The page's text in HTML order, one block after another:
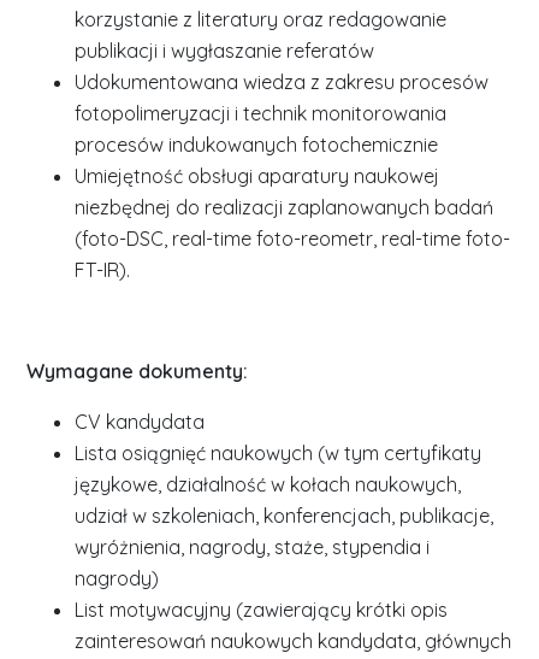
korzystanie z literatury oraz redagowanie
publikacji i wygłaszanie referatów
Udokumentowana wiedza z zakresu procesów
fotopolimeryzacji i technik monitorowania
procesów indukowanych fotochemicznie
Umiejętność obsługi aparatury naukowej
niezbędnej do realizacji zaplanowanych badań
(foto-DSC, real-time foto-reometr, real-time foto-
FT-IR).
Wymagane dokumenty:
CV kandydata
Lista osiągnięć naukowych (w tym certyfikaty
językowe, działalność w kołach naukowych,
udział w szkoleniach, konferencjach, publikacje,
wyróżnienia, nagrody, staże, stypendia i
nagrody)
List motywacyjny (zawierający krótki opis
zainteresowań naukowych kandydata, głównych